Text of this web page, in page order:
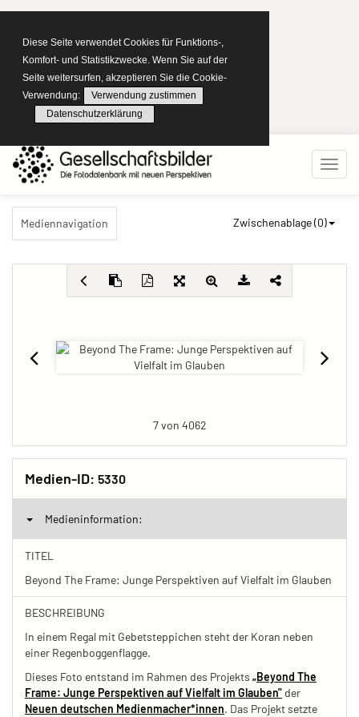
Diese Seite verwendet Cookies für Funktions-,
Komfort- und Statistikzwecke. Wenn Sie auf der
Seite weitersurfen, akzeptieren Sie die Cookie-
Verwendung:
Verwendung zustimmen
Datenschutzerklärung
Mediennavigation Zwischenablage (0)
7 von 4062
Medien-ID: 5330
Medieninformation:
TITEL
Beyond The Frame: Junge Perspektiven auf Vielfalt im Glauben
BESCHREIBUNG
In einem Regal mit Gebetsteppichen steht der Koran neben
einer Regenboggenflagge.
Dieses Foto entstand im Rahmen des Projekts „Beyond The
Frame: Junge Perspektiven auf Vielfalt im Glauben" der
Neuen deutschen Medienmacher*innen. Das Projekt setzte